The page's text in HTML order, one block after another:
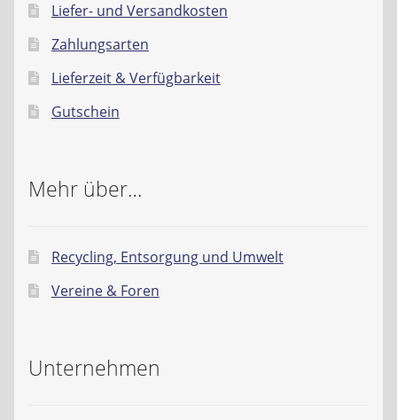
Liefer- und Versandkosten
Zahlungsarten
Lieferzeit & Verfügbarkeit
Gutschein
Mehr über…
Recycling, Entsorgung und Umwelt
Vereine & Foren
Unternehmen